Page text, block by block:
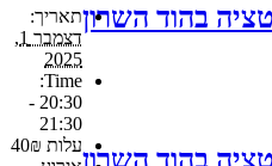
בהוד השרוןתאריך:
דצמבר 1,
2025
Time:
20:30 -
21:30
עלות 40₪